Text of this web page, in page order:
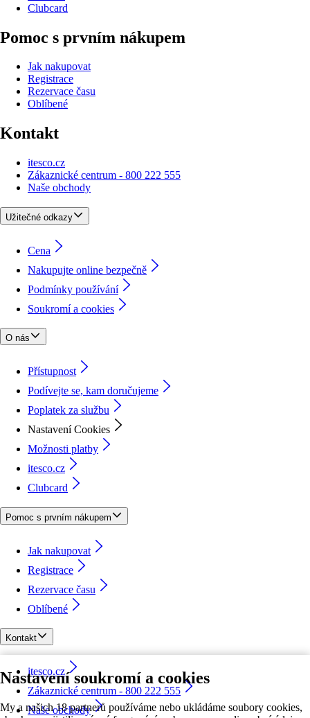
Nastavení soukromí a cookies
My a našich 18 partnerů používáme nebo ukládáme soubory cookies,
Clubcard
Pomoc s prvním nákupem
Jak nakupovat
Registrace
Rezervace času
Oblíbené
Kontakt
itesco.cz
Zákaznické centrum - 800 222 555
Naše obchody
Užitečné odkazy
Cena
Nakupujte online bezpečně
Podmínky používání
Soukromí a cookies
O nás
Přístupnost
Podívejte se, kam doručujeme
Poplatek za službu
Nastavení Cookies
Možnosti platby
itesco.cz
Clubcard
Pomoc s prvním nákupem
Jak nakupovat
Registrace
Rezervace času
Oblíbené
Kontakt
itesco.cz
Zákaznické centrum - 800 222 555
Naše obchody